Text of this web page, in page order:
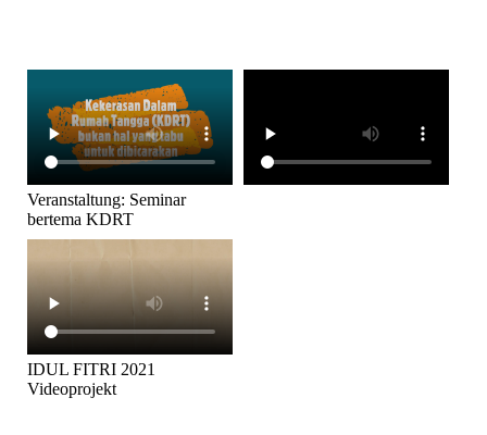
Veranstaltung: Seminar
bertema KDRT
IDUL FITRI 2021
Videoprojekt